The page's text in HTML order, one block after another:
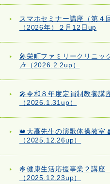
スマホセミナー講座（第
（2026年）２月12日up
🎤栄町ファミリークリニッ
🎶（2026.2.2up）
🎤令和８年度定員制教養講
（2026.1.31up）
👑大高先生の演歌体操教室
（2025.12.26up）
🍇健康生活応援事業２講
（2025.12.23up）